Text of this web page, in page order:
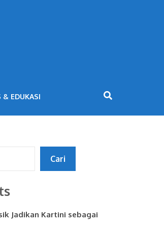
& EDUKASI
Cari
Jadikan Kartini sebagai